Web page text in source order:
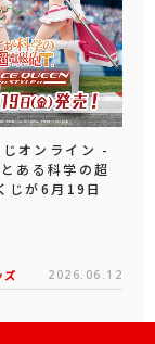
オンライン -
ある科学の超
じが6月19日
ズ 2026.06.12